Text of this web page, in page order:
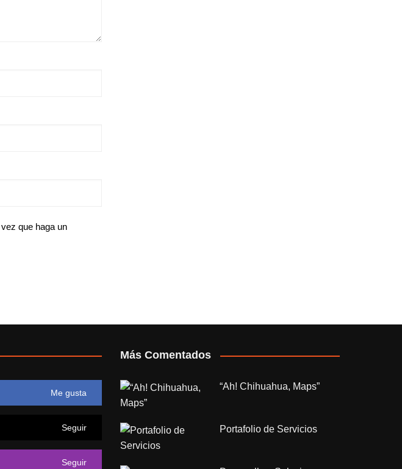
que haga un
Me gusta
Seguir
Seguir
Más Comentados
“Ah! Chihuahua, Maps”
Portafolio de Servicios